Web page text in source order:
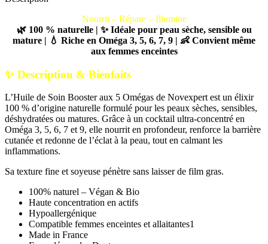
Nourrit – Répare – Illumine
🌿100 % naturelle | ✨ Idéale pour peau sèche, sensible ou
mature | 💧 Riche en Oméga 3, 5, 6, 7, 9 | 👶 Convient même
aux femmes enceintes
✨ Description & Bienfaits
L’Huile de Soin Booster aux 5 Omégas de Novexpert est un élixir
100 % d’origine naturelle formulé pour les peaux sèches, sensibles,
déshydratées ou matures. Grâce à un cocktail ultra-concentré en
Oméga 3, 5, 6, 7 et 9, elle nourrit en profondeur, renforce la barrière
cutanée et redonne de l’éclat à la peau, tout en calmant les
inflammations.
Sa texture fine et soyeuse pénètre sans laisser de film gras.
100% naturel – Végan & Bio
Haute concentration en actifs
Hypoallergénique
Compatible femmes enceintes et allaitantes1
Made in France